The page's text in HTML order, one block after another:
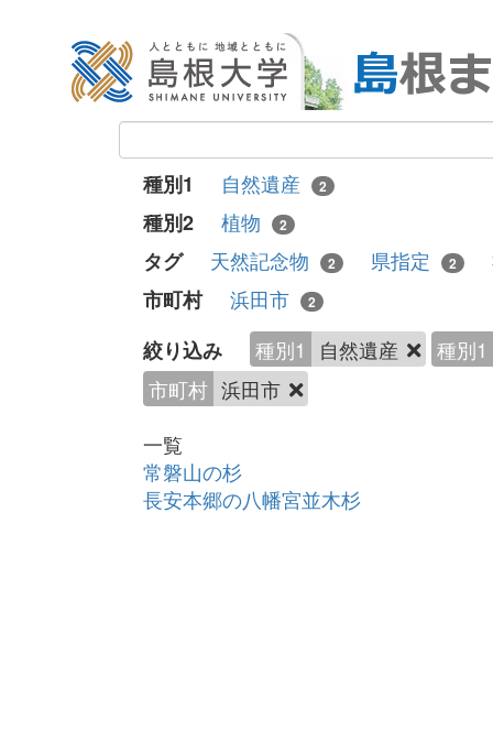
種別1 自然遺産 2
種別2 植物 2
タグ 天然記念物 2 県指定 2
市町村
浜田市 2
絞り込み 種別1 自然遺産
種別1
市町村 浜田市
一覧
常磐山の杉
長安本郷の八幡宮並木杉